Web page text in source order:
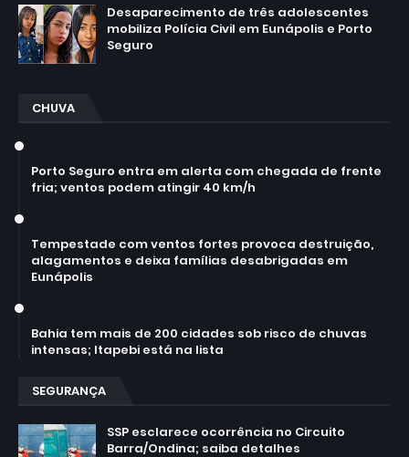
Desaparecimento de três adolescentes
mobiliza Polícia Civil em Eunápolis e Porto
Seguro
CHUVA
Porto Seguro entra em alerta com chegada de frente
fria; ventos podem atingir 40 km/h
Tempestade com ventos fortes provoca destruição,
alagamentos e deixa famílias desabrigadas em
Eunápolis
Bahia tem mais de 200 cidades sob risco de chuvas
intensas; Itapebi está na lista
SEGURANÇA
SSP esclarece ocorrência no Circuito
Barra/Ondina; saiba detalhes